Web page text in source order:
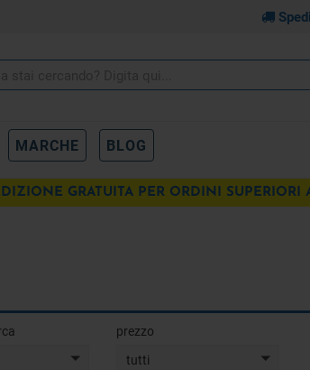
MARCHE BLOG
GRATUITA PER ORDINI SUPERIORI
prezzo
tutti